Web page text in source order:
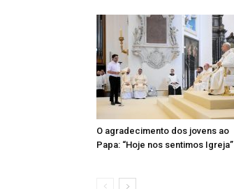
O agradecimento dos jovens ao
Papa: “Hoje nos sentimos Igreja”